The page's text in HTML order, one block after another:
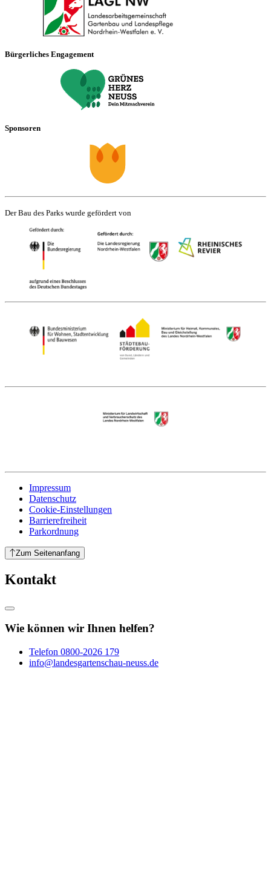
Bürgerliches Engagement
Sponsoren
Der Bau des Parks wurde gefördert von
Impressum
Datenschutz
Cookie-Einstellungen
Barrierefreiheit
Parkordnung
Zum Seitenanfang
Kontakt
Wie können wir Ihnen helfen?
Telefon 0800-2026 179
info@landesgartenschau-neuss.de